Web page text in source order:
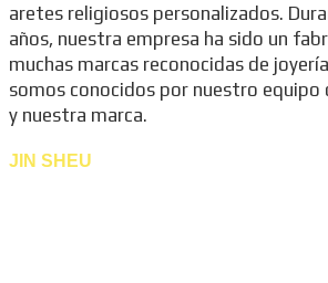
aretes religiosos personalizados.
años, nuestra empresa ha sido un
muchas marcas reconocidas de
somos conocidos por nuestro
y nuestra marca.
JIN SHEU